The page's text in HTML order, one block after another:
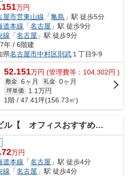
万円
屋市営東山線 「亀島 」駅 徒歩5分
道本線 「名古屋 」駅 徒歩9分
線 「名古屋 」駅 徒歩9分
年 / 6階建
県名古屋市中村区則武１丁目9-9
52.151万円 (管理費等：104,302円 )
敷金 6ヶ月 礼金 0ヶ月
坪単価 1.1万円
1階 / 47.41坪(156.73㎡)
ル【 オフィスおすすめ 】
万円
道本線 「名古屋 」駅 徒歩4分
線 「名古屋 」駅 徒歩4分